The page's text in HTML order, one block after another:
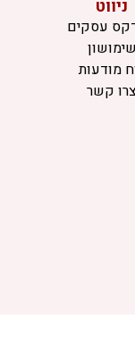
ניווט
עסקים
שימושון
מודעות
קשר